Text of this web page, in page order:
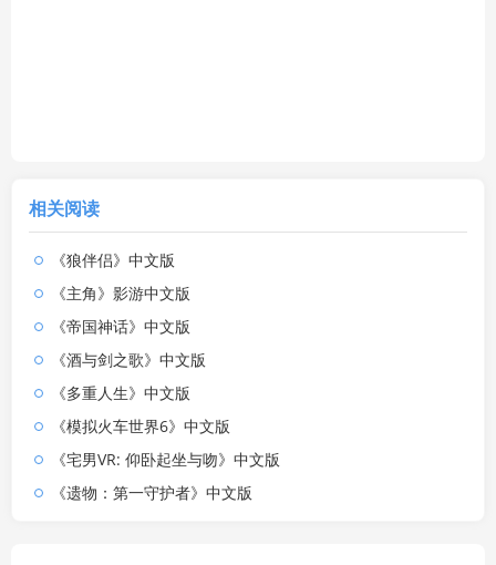
相关阅读
《狼伴侣》中文版
《主角》影游中文版
《帝国神话》中文版
《酒与剑之歌》中文版
《多重人生》中文版
《模拟火车世界6》中文版
《宅男VR: 仰卧起坐与吻》中文版
《遗物：第一守护者》中文版